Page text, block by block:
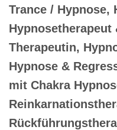
Trance / Hypnose,
Hypnosetherapeut
Therapeutin,
Hypnose &
mit Chakra